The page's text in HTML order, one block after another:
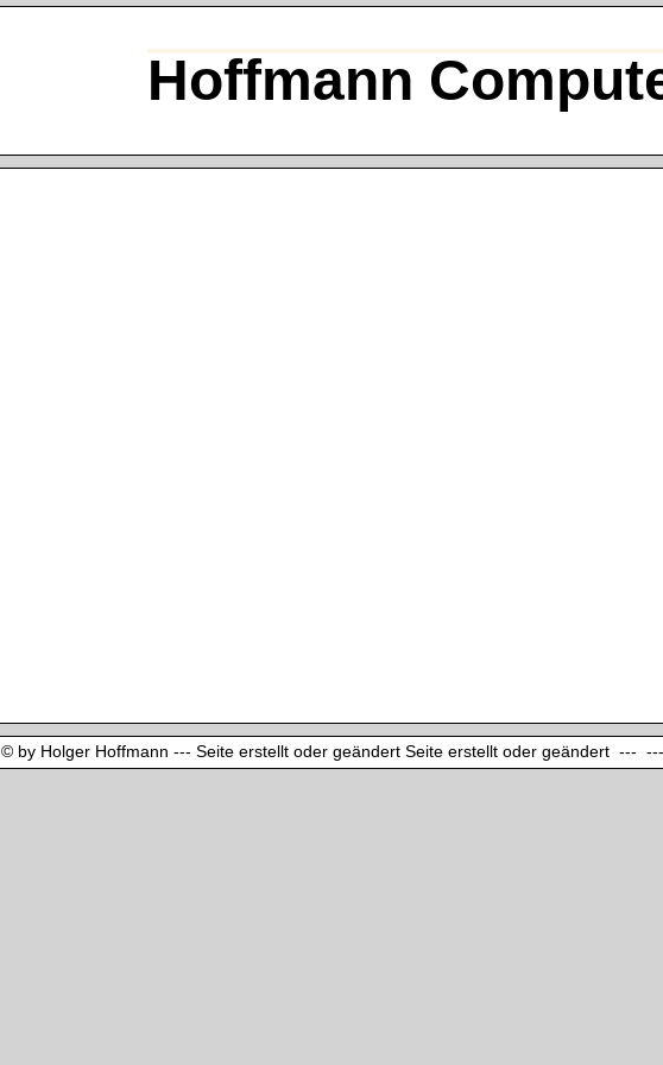
Hoffmann
© by Holger Hoffmann --- Seite erstellt oder geändert Seite erstellt oder geändert ---